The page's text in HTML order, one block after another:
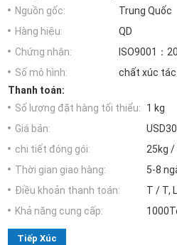
Nguồn gốc:
Trung Quốc
Hàng hiệu:
QD
Chứng nhận:
ISO9001：
Số mô hình:
chất xúc tác
Thanh toán:
Số lượng đặt hàng tối thiểu:
1 kg
Giá bán:
chi tiết đóng gói:
25kg /
Thời gian giao hàng:
5-8
Điều khoản thanh toán:
T / T,
Khả năng cung cấp:
Tiếp Xúc